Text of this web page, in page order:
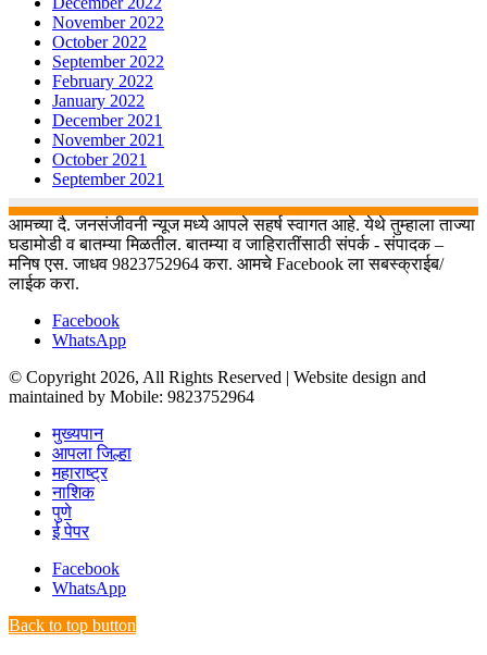
November 2022
October 2022
September 2022
February 2022
January 2022
December 2021
November 2021
October 2021
September 2021
आमच्या दै. जनसंजीवनी न्यूज मध्ये आपले सहर्ष स्वागत आहे. येथे तुम्हाला ताज्या
घडामोडी व बातम्या मिळतील. बातम्या व जाहिरातींसाठी संपर्क - संपादक –
मनिष एस. जाधव 9823752964 करा. आमचे Facebook ला सबस्क्राईब/
लाईक करा.
Facebook
WhatsApp
© Copyright 2026, All Rights Reserved | Website design and
maintained by Mobile: 9823752964
मुख्यपान
आपला जिल्हा
महाराष्ट्र
नाशिक
पुणे
ई पेपर
Facebook
WhatsApp
Back to top button